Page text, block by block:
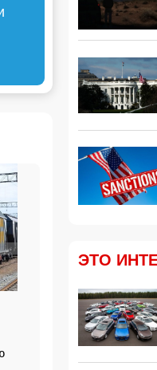
Новая
против
Защитник
переходит в
12:12,
В мире
продукты
12:00,
В
фонарный
11:48,
Фон дер
11:34,
Дочь
матери
11:32,
В ФИФА
ЭТО